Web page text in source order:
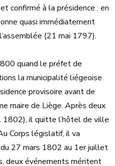
confirmé à la présidence : en
quasi immédiatement
(21 mai 1797).
quand le préfet de
la municipalité liégeoise
provisoire avant de
maire de Liège. Après deux
il quitte l’hôtel de ville
Corps législatif, il va
27 mars 1802 au 1er juillet
deux événements méritent